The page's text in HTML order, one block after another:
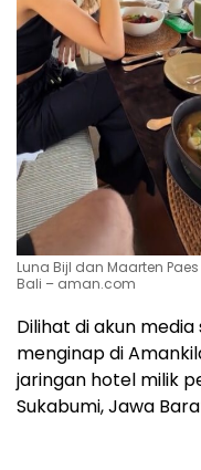
Luna Bijl dan Maarten
Bali – aman.com
Dilihat di akun media
menginap di
jaringan hotel milik
Sukabumi, Jawa